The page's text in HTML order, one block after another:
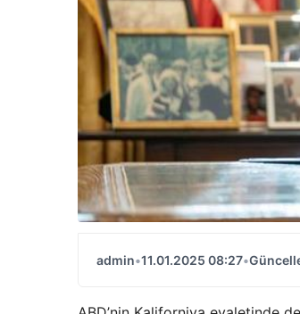
admin•11.01.2025 08:27•